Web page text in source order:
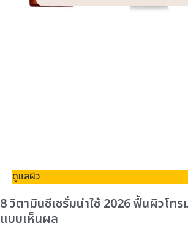
ดูแลผิว
8 วิตามินซีเซรั่มน่าใช้ 2026 ฟื้นผิวโท
แบบเห็นผล